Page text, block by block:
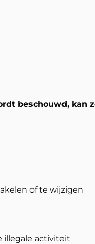
beschouwd, kan
of te wijzigen
illegale activiteit